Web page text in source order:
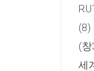
(8)
(
세